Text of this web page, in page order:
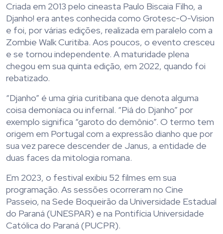
Criada em 2013 pelo cineasta Paulo Biscaia Filho, a
Djanho! era antes conhecida como Grotesc-O-Vision
e foi, por várias edições, realizada em paralelo com a
Zombie Walk Curitiba. Aos poucos, o evento cresceu
e se tornou independente. A maturidade plena
chegou em sua quinta edição, em 2022, quando foi
rebatizado.
“Djanho” é uma gíria curitibana que denota alguma
coisa demoníaca ou infernal. “Piá do Djanho” por
exemplo significa “garoto do demônio”. O termo tem
origem em Portugal com a expressão dianho que por
sua vez parece descender de Janus, a entidade de
duas faces da mitologia romana.
Em 2023, o festival exibiu 52 filmes em sua
programação. As sessões ocorreram no Cine
Passeio, na Sede Boqueirão da Universidade Estadual
do Paraná (UNESPAR) e na Pontifícia Universidade
Católica do Paraná (PUCPR).